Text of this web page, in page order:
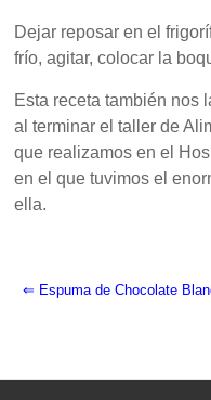
Dejar reposar en el
frío, agitar, colocar la
Esta receta también nos
al terminar el taller de
que realizamos en el
en el que tuvimos el
ella.
⇐ Espuma de Chocolate